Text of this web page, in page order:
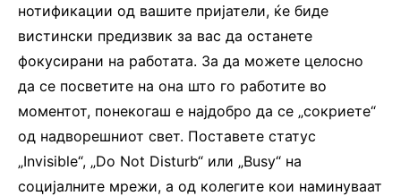
нотификации од вашите пријатели, ќе биде
вистински предизвик за вас да останете
фокусирани на работата. За да можете целосно
да се посветите на она што го работите во
моментот, понекогаш е најдобро да се „сокриете“
од надворешниот свет. Поставете статус
„Invisible“, „Do Not Disturb“ или „Busy“ на
социјалните мрежи, а од колегите кои наминуваат